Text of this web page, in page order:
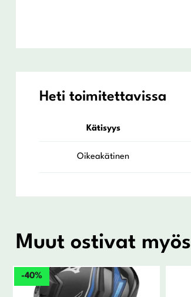
Heti toimitettavissa
Kätisyys
Oikeakätinen
Muut ostivat myös
-40%